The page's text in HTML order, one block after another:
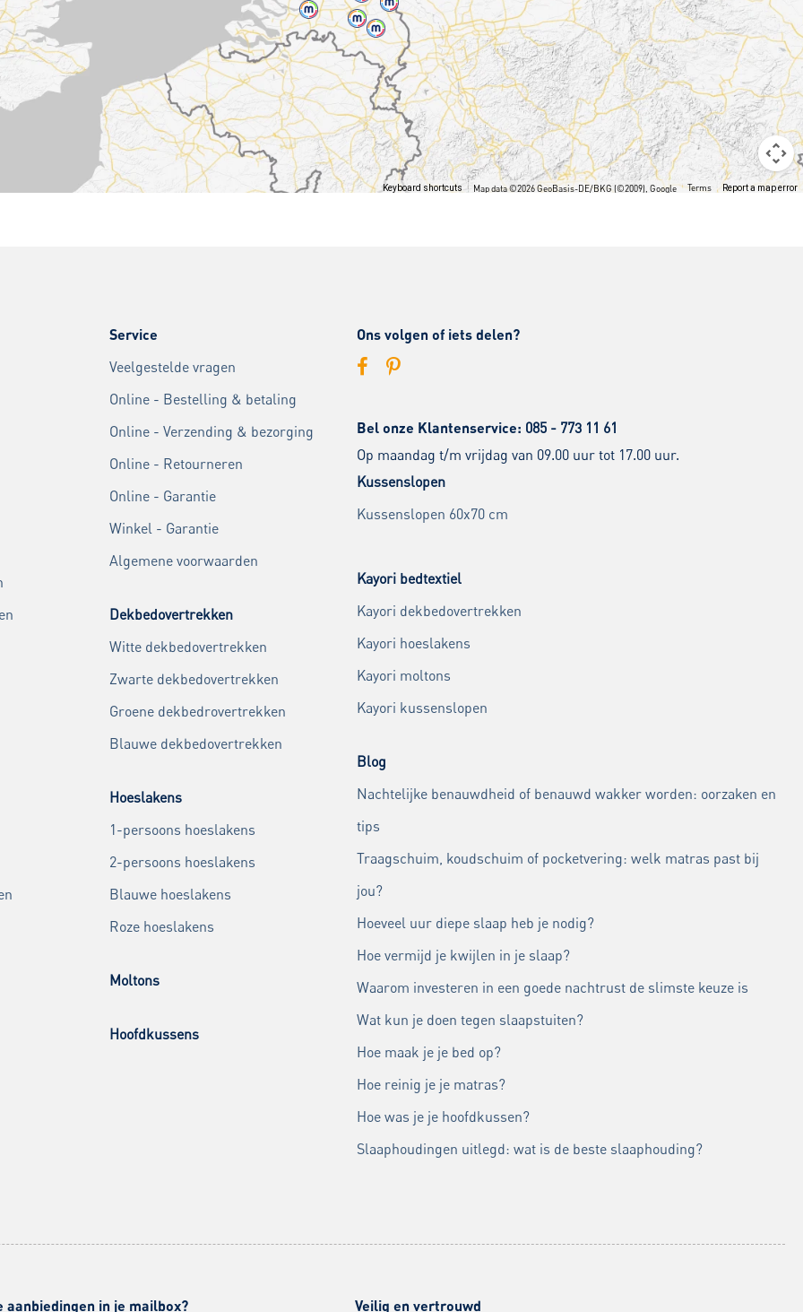
Keyboard shortcuts Map data ©2026 GeoBasis-DE/BKG (©2009), Google Terms Report a map error
Service
Veelgestelde vragen
Online - Bestelling & betaling
Online - Verzending & bezorging
Online - Retourneren
Online - Garantie
Winkel - Garantie
Algemene voorwaarden
Dekbedovertrekken
Witte dekbedovertrekken
Zwarte dekbedovertrekken
Groene dekbedrovertrekken
Blauwe dekbedovertrekken
Hoeslakens
1-persoons hoeslakens
2-persoons hoeslakens
Blauwe hoeslakens
Roze hoeslakens
Moltons
Hoofdkussens
Ons volgen of iets delen?
Bel onze Klantenservice: 085 - 773 11 61
Op maandag t/m vrijdag van 09.00 uur tot 17.00 uur.
Kussenslopen
Kussenslopen 60x70 cm
Kayori bedtextiel
Kayori dekbedovertrekken
Kayori hoeslakens
Kayori moltons
Kayori kussenslopen
Blog
Nachtelijke benauwdheid of benauwd wakker worden: oorzaken en
tips
Traagschuim, koudschuim of pocketvering: welk matras past bij
jou?
Hoeveel uur diepe slaap heb je nodig?
Hoe vermijd je kwijlen in je slaap?
Waarom investeren in een goede nachtrust de slimste keuze is
Wat kun je doen tegen slaapstuiten?
Hoe maak je je bed op?
Hoe reinig je je matras?
Hoe was je je hoofdkussen?
Slaaphoudingen uitlegd: wat is de beste slaaphouding?
in je mailbox? Veilig en vertrouwd